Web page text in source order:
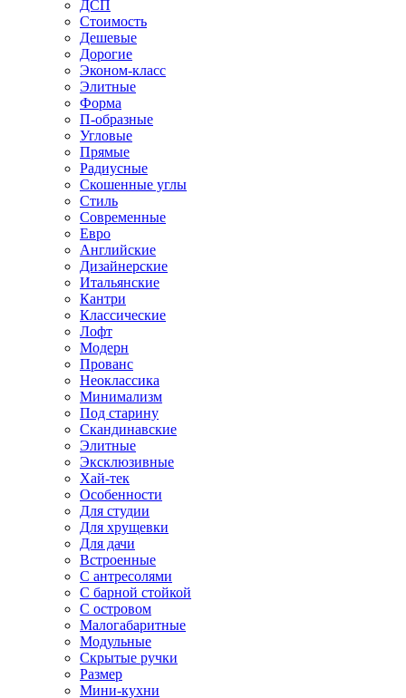
ДСП
Стоимость
Дешевые
Дорогие
Эконом-класс
Элитные
Форма
П-образные
Угловые
Прямые
Радиусные
Скошенные углы
Стиль
Современные
Евро
Английские
Дизайнерские
Итальянские
Кантри
Классические
Лофт
Модерн
Прованс
Неоклассика
Минимализм
Под старину
Скандинавские
Элитные
Эксклюзивные
Хай-тек
Особенности
Для студии
Для хрущевки
Для дачи
Встроенные
С антресолями
С барной стойкой
С островом
Малогабаритные
Модульные
Скрытые ручки
Размер
Мини-кухни